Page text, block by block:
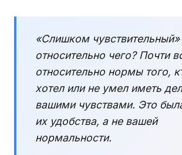
«Слишком
относительно чего? Почти
относительно нормы того,
хотел или не умел иметь
вашими чувствами. Это
их удобства, а не вашей
нормальности.